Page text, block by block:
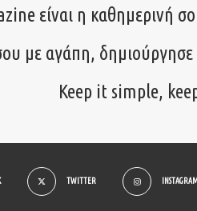
είναι η καθημερινή
με αγάπη,
Keep it simple,
TWITTER INSTAGRAM